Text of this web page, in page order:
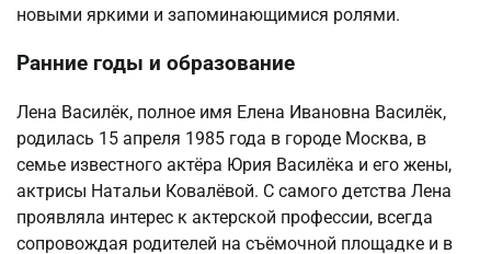
новыми яркими и запоминающимися ролями.
Ранние годы и образование
Лена Василёк, полное имя Елена Ивановна Василёк,
родилась 15 апреля 1985 года в городе Москва, в
семье известного актёра Юрия Василёка и его жены,
актрисы Натальи Ковалёвой. С самого детства Лена
проявляла интерес к актерской профессии, всегда
сопровождая родителей на съёмочной площадке и в